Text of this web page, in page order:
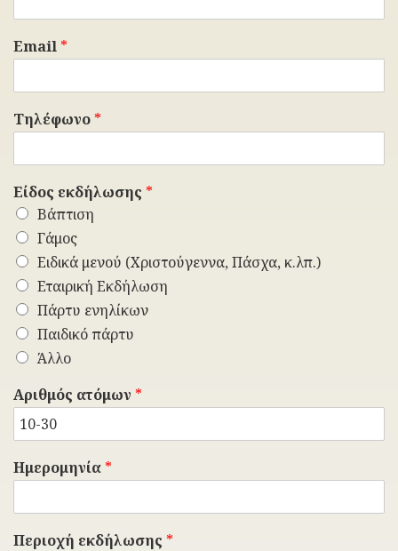
Email *
Τηλέφωνο *
Είδος εκδήλωσης *
Βάπτιση
Γάμος
Ειδικά μενού (Χριστούγεννα, Πάσχα, κ.λπ.)
Εταιρική Εκδήλωση
Πάρτυ ενηλίκων
Παιδικό πάρτυ
Άλλο
Αριθμός ατόμων *
Ημερομηνία *
Περιοχή εκδήλωσης *